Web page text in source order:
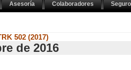
Asesoría Colaboradores
502 (2017)
de 2016